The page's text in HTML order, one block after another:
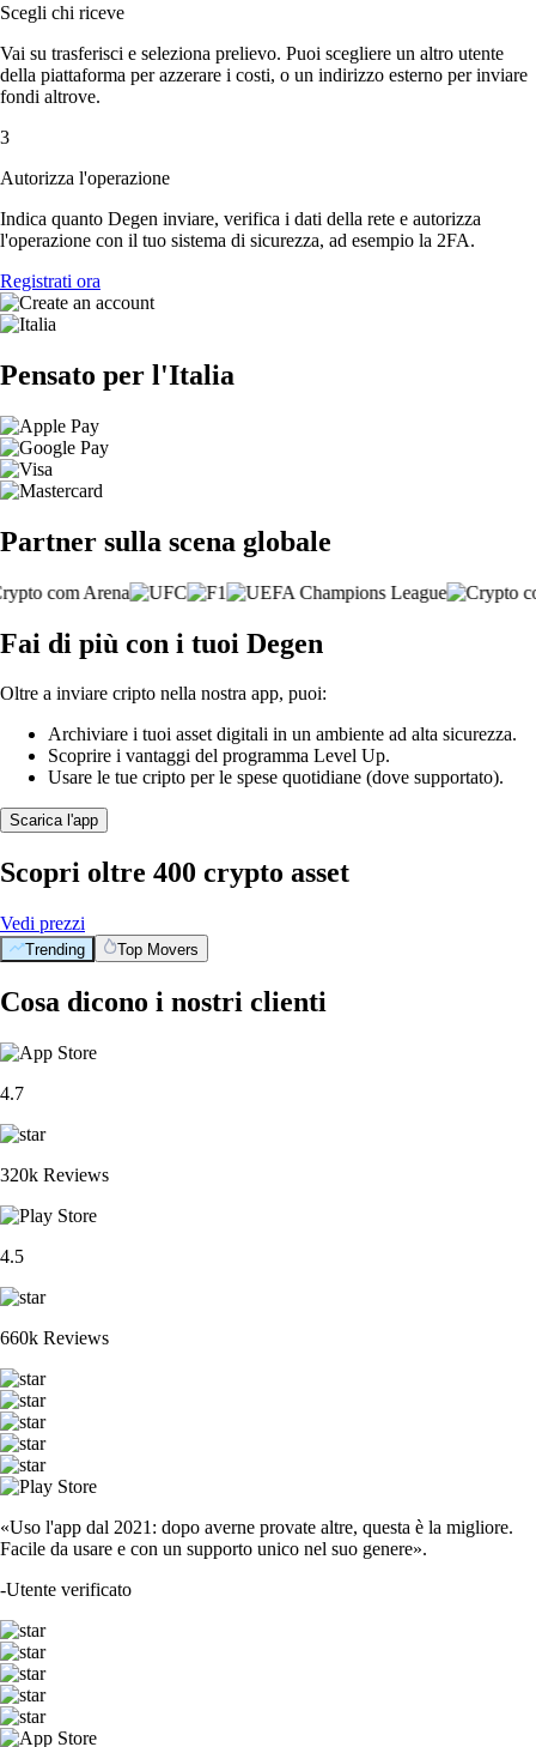
Scegli chi riceve
Vai su trasferisci e seleziona prelievo. Puoi scegliere un altro utente
della piattaforma per azzerare i costi, o un indirizzo esterno per inviare
fondi altrove.
3
Autorizza l'operazione
Indica quanto Degen inviare, verifica i dati della rete e autorizza
l'operazione con il tuo sistema di sicurezza, ad esempio la 2FA.
Registrati ora
Pensato per l'Italia
Partner sulla scena globale
Fai di più con i tuoi Degen
Oltre a inviare cripto nella nostra app, puoi:
Archiviare i tuoi asset digitali in un ambiente ad alta sicurezza.
Scoprire i vantaggi del programma Level Up.
Usare le tue cripto per le spese quotidiane (dove supportato).
Scarica l'app
Scopri oltre 400 crypto asset
Vedi prezzi
Trending Top Movers
Cosa dicono i nostri clienti
4.7
320k Reviews
4.5
660k Reviews
«Uso l'app dal 2021: dopo averne provate altre, questa è la migliore.
Facile da usare e con un supporto unico nel suo genere».
-Utente verificato